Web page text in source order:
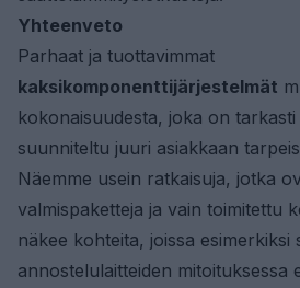
Yhteenveto
Parhaat ja tuottavimmat
kaksikomponenttijärjestelmät
kokonaisuudesta, joka on tarkasti
suunniteltu juuri asiakkaan
Näemme usein ratkaisuja, jotka
valmispaketteja ja vain toimitettu
näkee kohteita, joissa esimerkiksi
annostelulaitteiden mitoituksessa